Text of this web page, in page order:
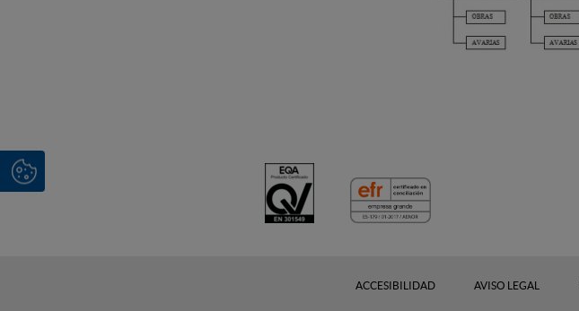
ACCESIBILIDAD AVISO LEGAL